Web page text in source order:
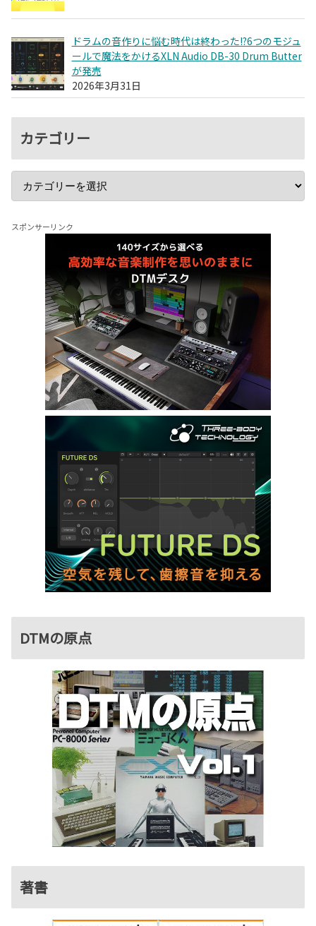
ドラムの音作りに悩む時代は終わった!?6つのモジュ
ールで魔法をかけるXLN Audio DB-30 Drum Butter
が発売
2026年3月31日
カテゴリー
スポンサーリンク
DTMの原点
著書